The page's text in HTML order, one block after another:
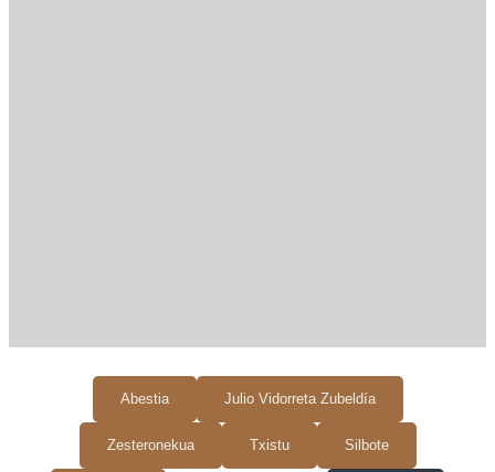
Abestia Julio Vidorreta Zubeldía
Zesteronekua Txistu Silbote